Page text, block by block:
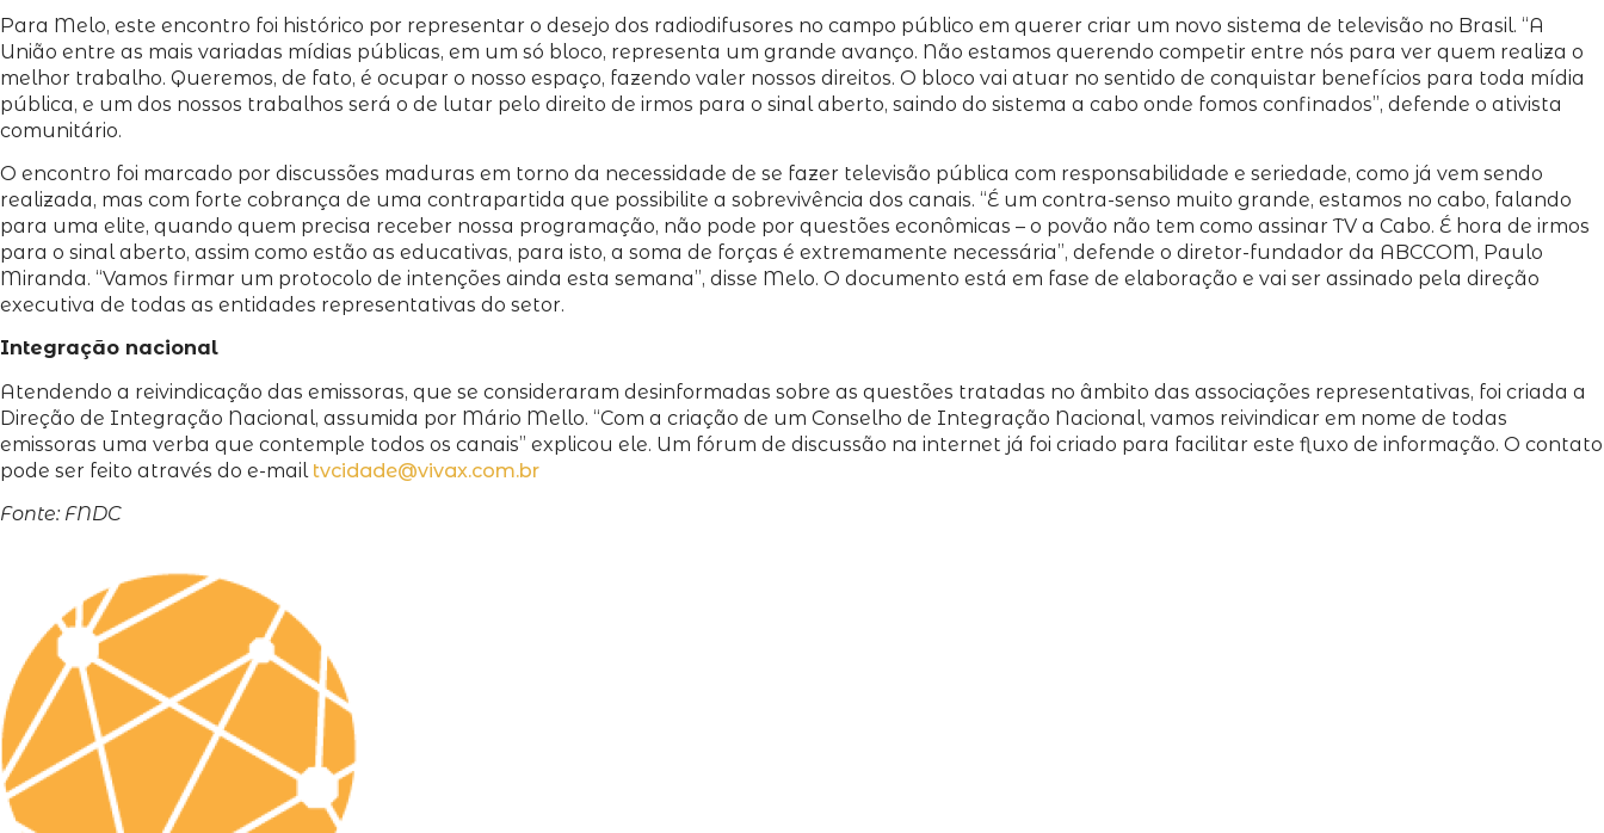
Para Melo, este encontro foi histórico por representar o desejo dos radiodifusores no campo público em querer criar um novo sistema de televisão no Brasil. “A
União entre as mais variadas mídias públicas, em um só bloco, representa um grande avanço. Não estamos querendo competir entre nós para ver quem realiza o
melhor trabalho. Queremos, de fato, é ocupar o nosso espaço, fazendo valer nossos direitos. O bloco vai atuar no sentido de conquistar benefícios para toda mídia
pública, e um dos nossos trabalhos será o de lutar pelo direito de irmos para o sinal aberto, saindo do sistema a cabo onde fomos confinados”, defende o ativista
comunitário.
O encontro foi marcado por discussões maduras em torno da necessidade de se fazer televisão pública com responsabilidade e seriedade, como já vem sendo
realizada, mas com forte cobrança de uma contrapartida que possibilite a sobrevivência dos canais. “É um contra-senso muito grande, estamos no cabo, falando
para uma elite, quando quem precisa receber nossa programação, não pode por questões econômicas – o povão não tem como assinar TV a Cabo. É hora de irmos
para o sinal aberto, assim como estão as educativas, para isto, a soma de forças é extremamente necessária”, defende o diretor-fundador da ABCCOM, Paulo
Miranda. “Vamos firmar um protocolo de intenções ainda esta semana”, disse Melo. O documento está em fase de elaboração e vai ser assinado pela direção
executiva de todas as entidades representativas do setor.
Integração nacional
Atendendo a reivindicação das emissoras, que se consideraram desinformadas sobre as questões tratadas no âmbito das associações representativas, foi criada a
Direção de Integração Nacional, assumida por Mário Mello. “Com a criação de um Conselho de Integração Nacional, vamos reivindicar em nome de todas
emissoras uma verba que contemple todos os canais” explicou ele. Um fórum de discussão na internet já foi criado para facilitar este fluxo de informação. O contato
pode ser feito através do e-mail tvcidade@vivax.com.br
Fonte: FNDC